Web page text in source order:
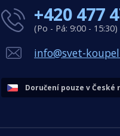
+420 477
(Po - Pá: 9:00 - 15:30)
info@svet-
Doručení pouze v České